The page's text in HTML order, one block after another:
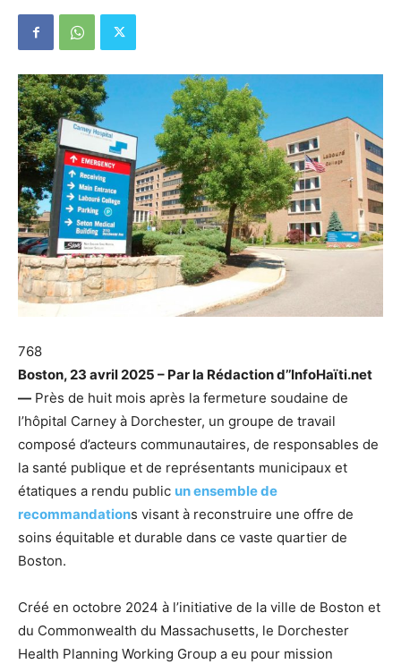
768
Boston, 23 avril 2025 – Par la Rédaction d’’InfoHaïti.net
— Près de huit mois après la fermeture soudaine de
l’hôpital Carney à Dorchester, un groupe de travail
composé d’acteurs communautaires, de responsables de
la santé publique et de représentants municipaux et
étatiques a rendu public un ensemble de
recommandations visant à reconstruire une offre de
soins équitable et durable dans ce vaste quartier de
Boston.
Créé en octobre 2024 à l’initiative de la ville de Boston et
du Commonwealth du Massachusetts, le Dorchester
Health Planning Working Group a eu pour mission